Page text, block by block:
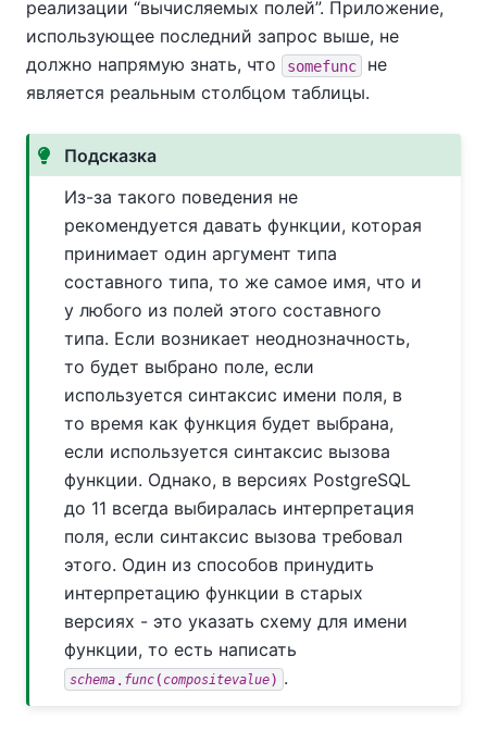
реализации “вычисляемых полей”. Приложение,
использующее последний запрос выше, не
должно напрямую знать, что
somefunc
не
является реальным столбцом таблицы.
Подсказка
Из-за такого поведения не
рекомендуется давать функции, которая
принимает один аргумент типа
составного типа, то же самое имя, что и
у любого из полей этого составного
типа. Если возникает неоднозначность,
то будет выбрано поле, если
используется синтаксис имени поля, в
то время как функция будет выбрана,
если используется синтаксис вызова
функции. Однако, в версиях PostgreSQL
до 11 всегда выбиралась интерпретация
поля, если синтаксис вызова требовал
этого. Один из способов принудить
интерпретацию функции в старых
версиях - это указать схему для имени
функции, то есть написать
schema . func ( compositevalue) .